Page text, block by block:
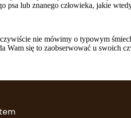
psa lub znanego człowieka, jakie
nie mówimy o typowym
Wam się to zaobserwować u swoich